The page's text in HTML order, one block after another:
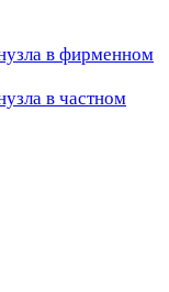
в фирменном
в частном